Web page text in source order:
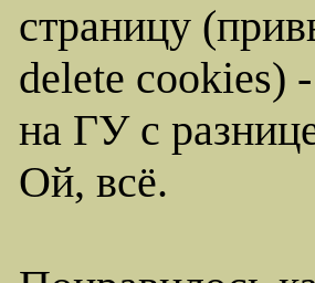
страницу
delete cookies)
на ГУ с
Ой, всё.